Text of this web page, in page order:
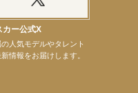
！
レイO.A.決定
カー公式X
の人気モデルやタレント
情報をお届けします。